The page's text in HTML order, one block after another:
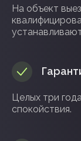
На объект
Целых три
спокойствия.
«РЕСВЕТ»